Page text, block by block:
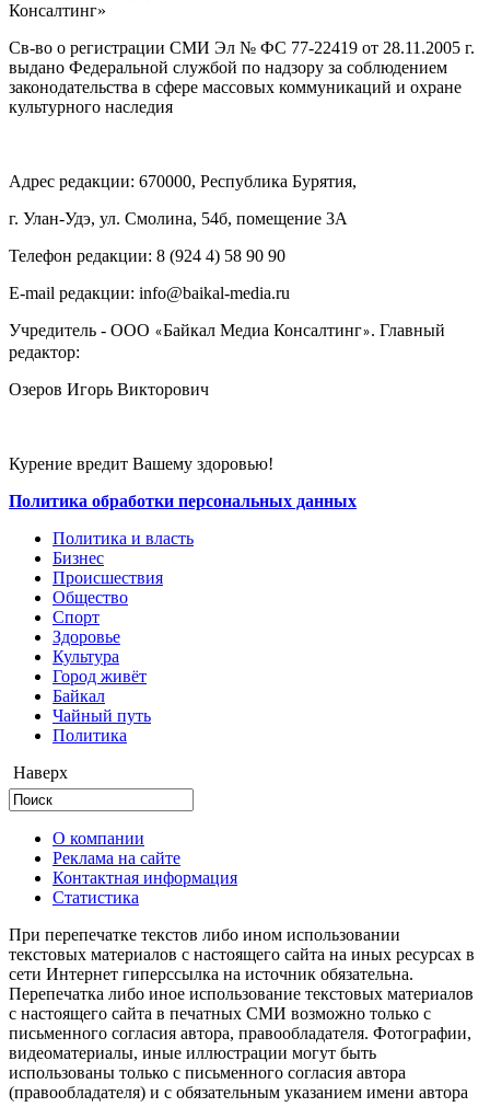
Консалтинг»
Св-во о регистрации СМИ Эл № ФС 77-22419 от 28.11.2005 г.
выдано Федеральной службой по надзору за соблюдением
законодательства в сфере массовых коммуникаций и охране
культурного наследия
Адрес редакции: 670000, Республика Бурятия,
г. Улан-Удэ, ул. Смолина, 54б, помещение 3А
Телефон редакции: ‎‎8 (924 4) 58 90 90
E-mail редакции: info@baikal-media.ru
Учредитель - ООО «Байкал Медиа Консалтинг». Главный
редактор:
Озеров Игорь Викторович
Курение вредит Вашему здоровью!
Политика обработки персональных данных
Политика и власть
Бизнес
Происшествия
Общество
Cпорт
Здоровье
Культура
Город живёт
Байкал
Чайный путь
Политика
Наверх
О компании
Реклама на сайте
Контактная информация
Статистика
При перепечатке текстов либо ином использовании
текстовых материалов с настоящего сайта на иных ресурсах в
сети Интернет гиперссылка на источник обязательна.
Перепечатка либо иное использование текстовых материалов
с настоящего сайта в печатных СМИ возможно только с
письменного согласия автора, правообладателя. Фотографии,
видеоматериалы, иные иллюстрации могут быть
использованы только с письменного согласия автора
(правообладателя) и с обязательным указанием имени автора